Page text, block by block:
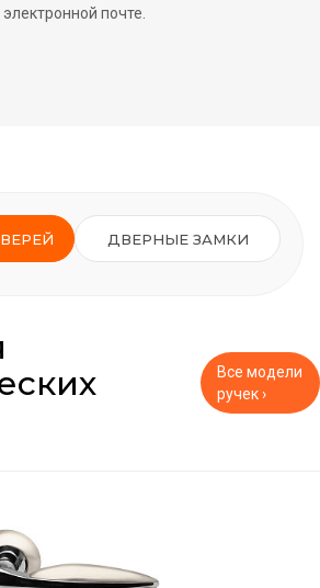
электронной почте.
ДВЕРНЫЕ ЗАМКИ
Все модели
ручек ›